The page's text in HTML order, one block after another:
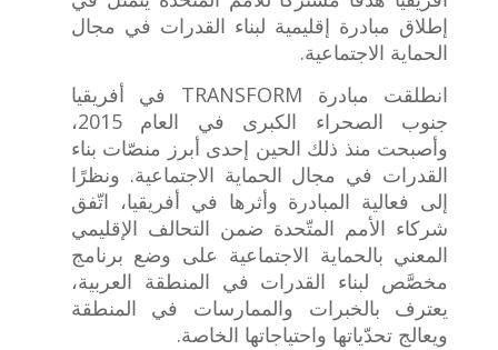
إطلاق مبادرة إقليمية لبناء القدرات في مجال
الحماية الاجتماعية.
انطلقت مبادرة TRANSFORM في أفريقيا
جنوب الصحراء الكبرى في العام 2015،
وأصبحت منذ ذلك الحين إحدى أبرز منصّات بناء
القدرات في مجال الحماية الاجتماعية. ونظرًا
إلى فعالية المبادرة وأثرها في أفريقيا، اتّفق
شركاء الأمم المتّحدة ضمن التحالف الإقليمي
المعني بالحماية الاجتماعية على وضع برنامج
مخصَّص لبناء القدرات في المنطقة العربية،
يعترف بالخبرات والممارسات في المنطقة
ويعالج تحدّياتها واحتياجاتها الخاصة.